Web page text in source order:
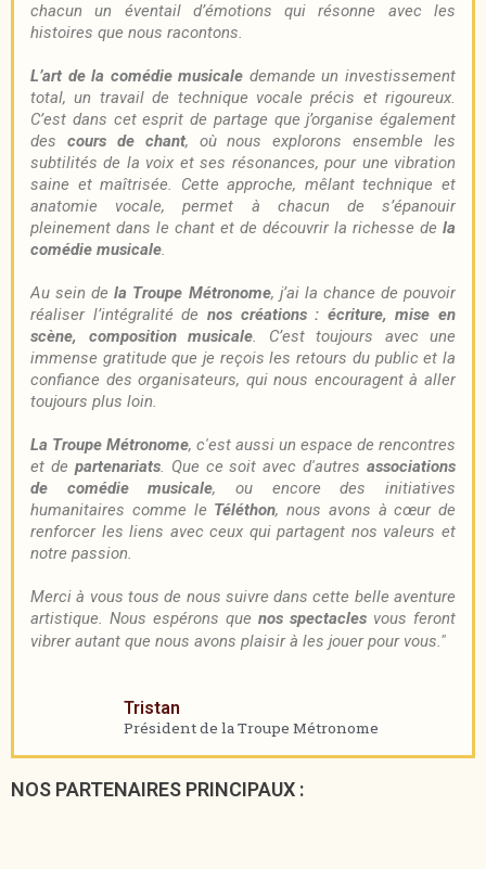
chacun un éventail d’émotions qui résonne avec les
histoires que nous racontons.
L’art de la comédie musicale demande un investissement
total, un travail de technique vocale précis et rigoureux.
C’est dans cet esprit de partage que j’organise également
des cours de chant, où nous explorons ensemble les
subtilités de la voix et ses résonances, pour une vibration
saine et maîtrisée. Cette approche, mêlant technique et
anatomie vocale, permet à chacun de s’épanouir
pleinement dans le chant et de découvrir la richesse de la
comédie musicale.
Au sein dela Troupe Métronome, j’ai la chance de pouvoir
réaliser l’intégralité de nos créations : écriture, mise en
scène, composition musicale. C’est toujours avec une
immense gratitude que je reçois les retours du public et la
confiance des organisateurs, qui nous encouragent à aller
toujours plus loin.
La Troupe Métronome, c'est aussi un espace de rencontres
et de partenariats. Que ce soit avec d'autres associations
de comédie musicale, ou encore des initiatives
humanitaires comme le Téléthon, nous avons à cœur de
renforcer les liens avec ceux qui partagent nos valeurs et
notre passion.
Merci à vous tous de nous suivre dans cette belle aventure
artistique. Nous espérons que nos spectacles vous feront
vibrer autant que nous avons plaisir à les jouer pour vous."
Tristan
Président de la Troupe Métronome
NOS PARTENAIRES PRINCIPAUX :